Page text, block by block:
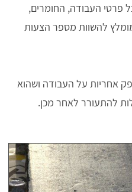
פרטי העבודה, החומרים,
להשוות מספר הצעות
אחריות על העבודה ושהוא
להתעורר לאחר מכן.